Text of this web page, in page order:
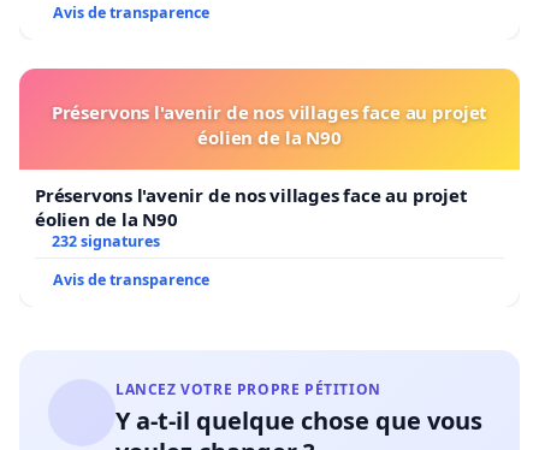
Avis de transparence
Préservons l'avenir de nos villages face au projet
éolien de la N90
Préservons l'avenir de nos villages face au projet
éolien de la N90
232 signatures
Avis de transparence
LANCEZ VOTRE PROPRE PÉTITION
Y a-t-il quelque chose que vous